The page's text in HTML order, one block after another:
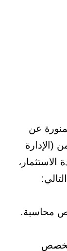
عن
(الإدارة
الاستثمار،
محاسبة.
تخصص